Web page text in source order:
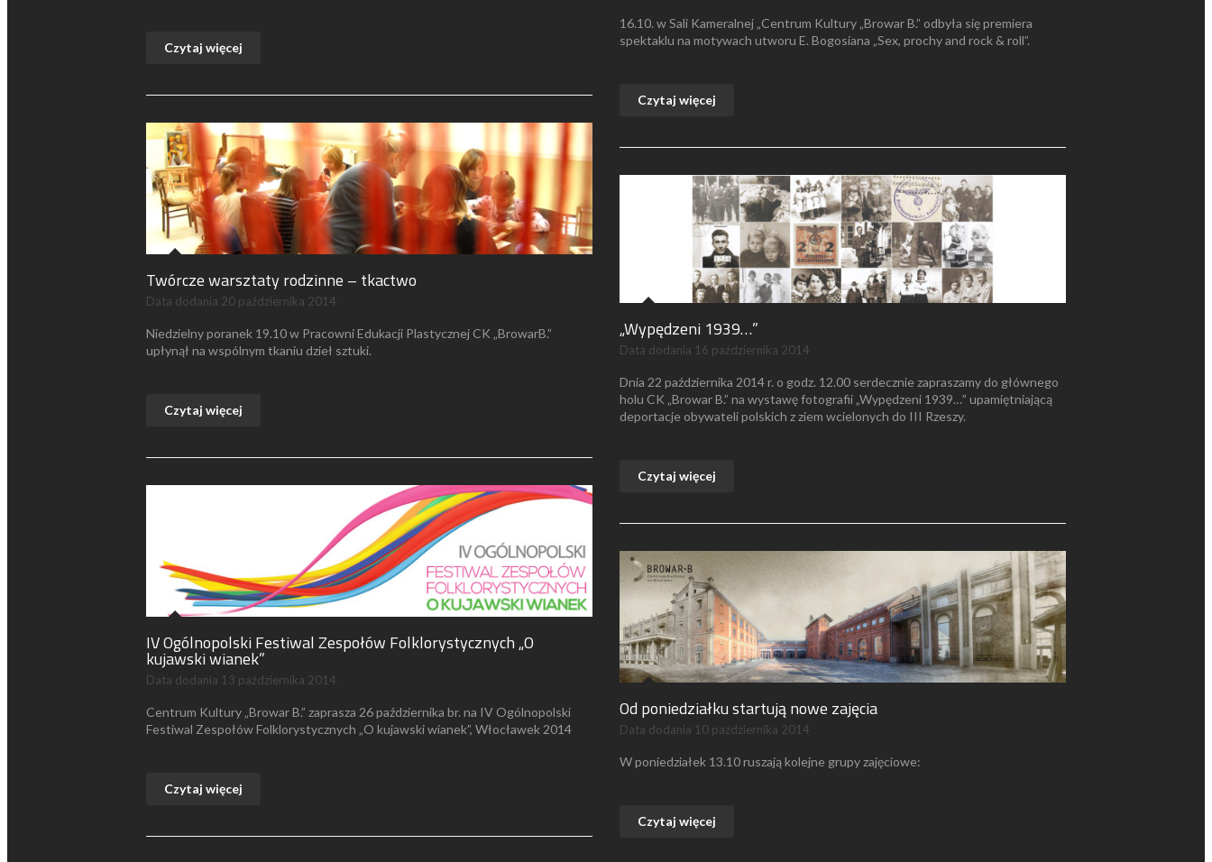
Czytaj więcej
16.10. w Sali Kameralnej „Centrum Kultury „Browar B.” odbyła się premiera
spektaklu na motywach utworu E. Bogosiana „Sex, prochy and rock & roll”.
Czytaj więcej
Twórcze warsztaty rodzinne – tkactwo
Data dodania 20 października 2014
Niedzielny poranek 19.10 w Pracowni Edukacji Plastycznej CK „BrowarB.”
upłynął na wspólnym tkaniu dzieł sztuki.
Czytaj więcej
„Wypędzeni 1939…”
Data dodania 16 października 2014
Dnia 22 października 2014 r. o godz. 12.00 serdecznie zapraszamy do głównego
holu CK „Browar B.” na wystawę fotografii „Wypędzeni 1939…” upamiętniającą
deportacje obywateli polskich z ziem wcielonych do III Rzeszy.
Czytaj więcej
IV Ogólnopolski Festiwal Zespołów Folklorystycznych „O
kujawski wianek”
Data dodania 13 października 2014
Centrum Kultury „Browar B.” zaprasza 26 października br. na IV Ogólnopolski
Festiwal Zespołów Folklorystycznych „O kujawski wianek”, Włocławek 2014
Czytaj więcej
Od poniedziałku startują nowe zajęcia
Data dodania 10 października 2014
W poniedziałek 13.10 ruszają kolejne grupy zajęciowe:
Czytaj więcej